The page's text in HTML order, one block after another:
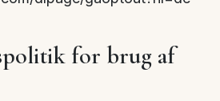
for brug af